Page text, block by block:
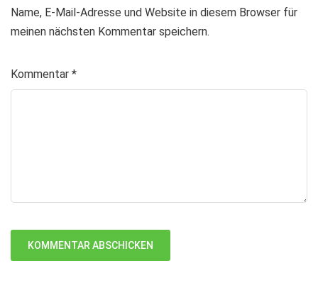
Name, E-Mail-Adresse und Website in diesem Browser für
meinen nächsten Kommentar speichern.
Kommentar *